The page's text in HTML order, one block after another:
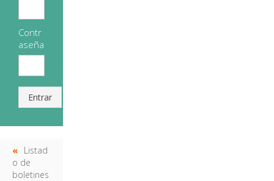
Contr
aseña
Entrar
Listad
o de
boletines